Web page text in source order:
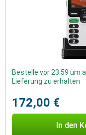
Bestelle vor 23:59 um
Lieferung zu erhalten
172,00 €
In den